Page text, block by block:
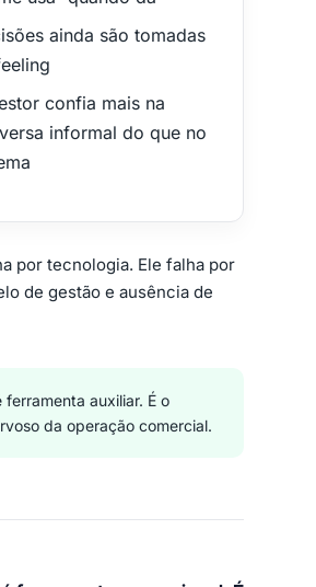
ainda são tomadas
confia mais na
informal do que no
por tecnologia. Ele falha por
de gestão e ausência de
ferramenta auxiliar. É o
da operação comercial.